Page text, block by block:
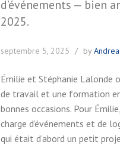
septembre 5, 2025 by
Émilie et Stéphanie Lalonde
de travail et une formation
bonnes occasions. Pour
charge d’événements et de
qui était d’abord un petit